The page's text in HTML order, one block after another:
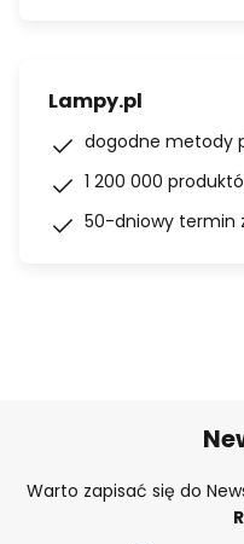
Lampy.pl
dogodne metody
1 200 000
50-dniowy termin
Warto zapisać się do